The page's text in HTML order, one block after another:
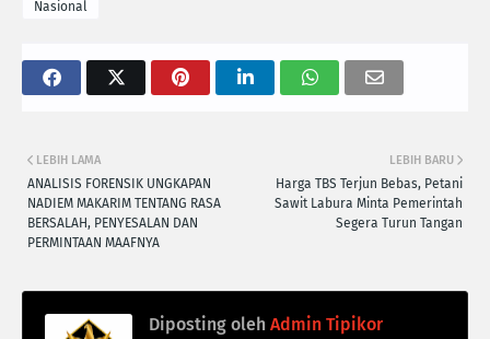
Nasional
LEBIH BARU
Harga TBS Terjun Bebas, Petani
Sawit Labura Minta Pemerintah
Segera Turun Tangan
LEBIH LAMA
ANALISIS FORENSIK UNGKAPAN
NADIEM MAKARIM TENTANG RASA
BERSALAH, PENYESALAN DAN
PERMINTAAN MAAFNYA
Diposting oleh Admin Tipikor